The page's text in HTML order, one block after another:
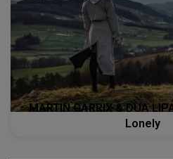
MARTIN GARRIX & DUA
Lonely